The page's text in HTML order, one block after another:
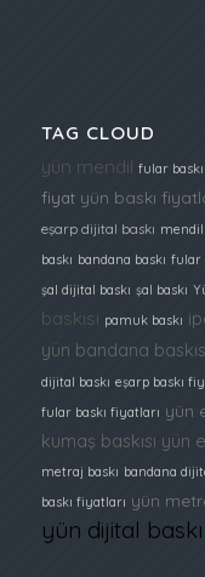
TAG CLOUD
yün mendil fular baskı
fiyat yün baskı
eşarp dijital baskı mendil
baskı bandana baskı fular
şal dijital baskı şal baskı
baskısı pamuk baskı
yün bandana
dijital baskı eşarp baskı
fular baskı fiyatları yün
kumaş baskısı yün
metraj baskı bandana
baskı fiyatları yün
yün dijital baskı